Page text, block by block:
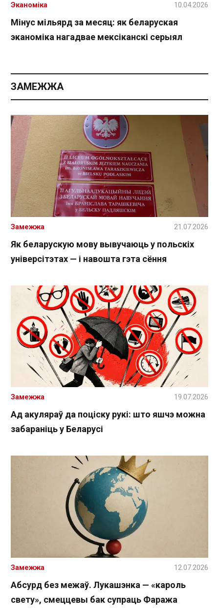
Мінус мільярд за месяц: як беларуская
эканоміка нагадвае мексіканскі серыял
Эканоміка 10.04.2026
ЗАМЕЖЖА
Як беларускую мову вывучаюць у польскіх
універсітэтах — і навошта гэта сёння
Замежжа 21.07.2026
Ад акуляраў да поціску рукі: што яшчэ можна
забараніць у Беларусі
Замежжа 19.07.2026
Абсурд без межаў. Лукашэнка — «кароль
свету», смеццевы бак супраць Фаража
Замежжа 12.07.2026